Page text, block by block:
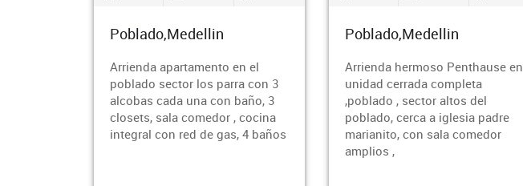
Poblado,Medellin
Arrienda hermoso Penthause en
unidad cerrada completa
,poblado , sector altos del
poblado, cerca a iglesia padre
marianito, con sala comedor
Poblado,Medellin
Arrienda hermoso Penthause en
unidad cerrada completa ,sector
altos del poblado cerca a la
iglesia padre marianito , con 2
salas, comedor , puerta de